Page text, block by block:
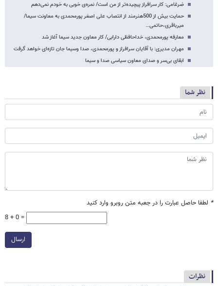
ضرغامی: کار سرافراز پیچیده‌تر از من است/ نمره‌ی خوبی به خودم نمی‌دهم
حمایت بیش از 500هنرمند از انتصاب علی اصغر پورمحمدی به معاونت سیما/
میرباقری،حاتمی…
معارفه پورمحمدی، خداحافظی دارابی/ کار معاون جدید سیما آغاز شد
مهران مدیری: با آقایان سرافراز و پورمحمدی، صدا وسیما جان تازه‌ای خواهد گرفت
ابقای بی‌سر و صدای معاون سیاسی صدا و سیما
نظر شما
* لطفا حاصل عبارت را در جعبه متن روبرو وارد کنید
8 + 0 =
ارسال
نظرات